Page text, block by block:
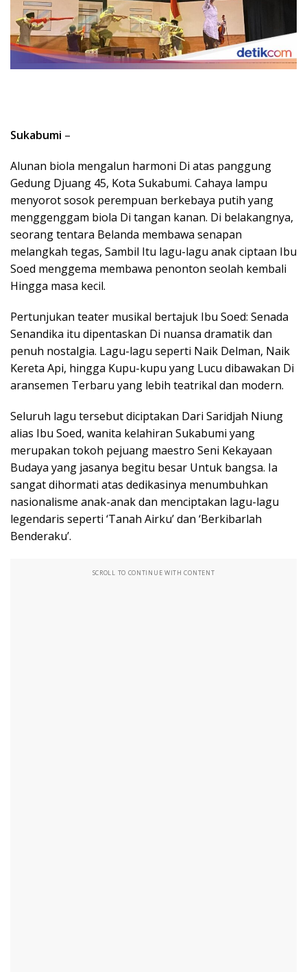
Sukabumi –
Alunan biola mengalun harmoni Di atas panggung
Gedung Djuang 45, Kota Sukabumi. Cahaya lampu
menyorot sosok perempuan berkebaya putih yang
menggenggam biola Di tangan kanan. Di belakangnya,
seorang tentara Belanda membawa senapan
melangkah tegas, Sambil Itu lagu-lagu anak ciptaan Ibu
Soed menggema membawa penonton seolah kembali
Hingga masa kecil.
Pertunjukan teater musikal bertajuk Ibu Soed: Senada
Senandika itu dipentaskan Di nuansa dramatik dan
penuh nostalgia. Lagu-lagu seperti Naik Delman, Naik
Kereta Api, hingga Kupu-kupu yang Lucu dibawakan Di
aransemen Terbaru yang lebih teatrikal dan modern.
Seluruh lagu tersebut diciptakan Dari Saridjah Niung
alias Ibu Soed, wanita kelahiran Sukabumi yang
merupakan tokoh pejuang maestro Seni Kekayaan
Budaya yang jasanya begitu besar Untuk bangsa. Ia
sangat dihormati atas dedikasinya menumbuhkan
nasionalisme anak-anak dan menciptakan lagu-lagu
legendaris seperti ‘Tanah Airku’ dan ‘Berkibarlah
Benderaku’.
SCROLL TO CONTINUE WITH CONTENT